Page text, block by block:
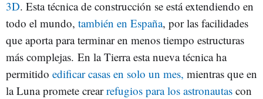
3D. Esta técnica de construcción se está extendiendo en
todo el mundo, también en España, por las facilidades
que aporta para terminar en menos tiempo estructuras
más complejas. En la Tierra esta nueva técnica ha
permitido edificar casas en solo un mes, mientras que en
la Luna promete crearrefugios para los astronautas con